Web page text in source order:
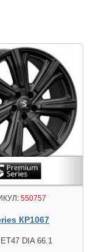
550757
КР1067
DIA 66.1